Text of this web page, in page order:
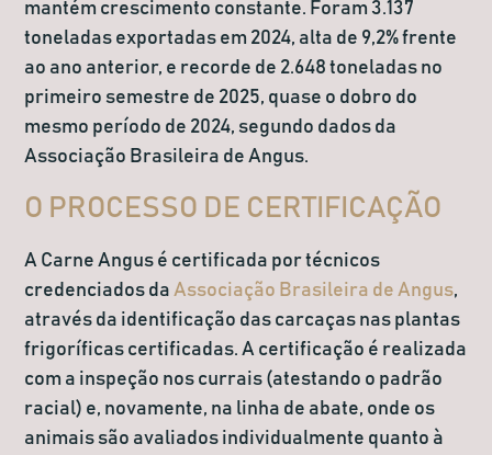
mantém crescimento constante. Foram 3.137
toneladas exportadas em 2024, alta de 9,2% frente
ao ano anterior, e recorde de 2.648 toneladas no
primeiro semestre de 2025, quase o dobro do
mesmo período de 2024, segundo dados da
Associação Brasileira de Angus.
O PROCESSO DE CERTIFICAÇÃO
A Carne Angus é certificada por técnicos
credenciados da Associação Brasileira de Angus,
através da identificação das carcaças nas plantas
frigoríficas certificadas. A certificação é realizada
com a inspeção nos currais (atestando o padrão
racial) e, novamente, na linha de abate, onde os
animais são avaliados individualmente quanto à